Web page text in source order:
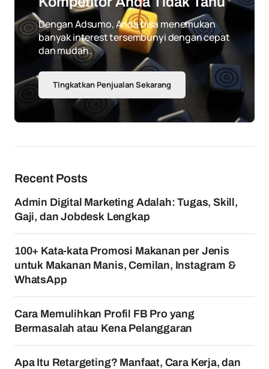
Dengan Adsumo, Anda bisa menemukan
banyak interest tersembunyi dengan cepat
dan mudah.
TIngkatkan Penjualan Sekarang
Recent Posts
Admin Digital Marketing Adalah: Tugas, Skill,
Gaji, dan Jobdesk Lengkap
100+ Kata-kata Promosi Makanan per Jenis
untuk Makanan Manis, Cemilan, Instagram &
WhatsApp
Cara Memulihkan Profil FB Pro yang
Bermasalah atau Kena Pelanggaran
Apa Itu Retargeting? Manfaat, Cara Kerja, dan